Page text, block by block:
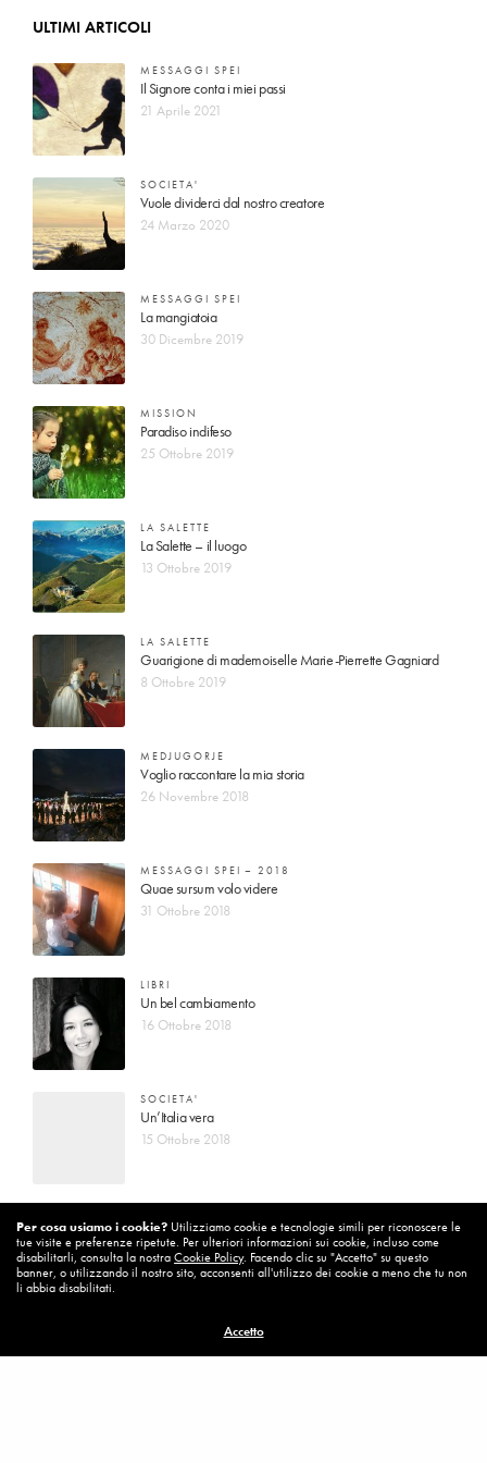
ULTIMI ARTICOLI
MESSAGGI SPEI
Il Signore conta i miei passi
21 Aprile 2021
SOCIETA'
Vuole dividerci dal nostro creatore
24 Marzo 2020
MESSAGGI SPEI
La mangiatoia
30 Dicembre 2019
MISSION
Paradiso indifeso
25 Ottobre 2019
LA SALETTE
La Salette – il luogo
13 Ottobre 2019
LA SALETTE
Guarigione di mademoiselle Marie-Pierrette Gagniard
8 Ottobre 2019
MEDJUGORJE
Voglio raccontare la mia storia
26 Novembre 2018
MESSAGGI SPEI – 2018
Quae sursum volo videre
31 Ottobre 2018
LIBRI
Un bel cambiamento
16 Ottobre 2018
SOCIETA'
Un’Italia vera
15 Ottobre 2018
La vita vince sempre
8 Ottobre 2018
Per cosa usiamo i cookie? Utilizziamo cookie e tecnologie simili per riconoscere le
tue visite e preferenze ripetute. Per ulteriori informazioni sui cookie, incluso come
disabilitarli, consulta la nostraCookie Policy. Facendo clic su "Accetto" su questo
banner, o utilizzando il nostro sito, acconsenti all'utilizzo dei cookie a meno che tu non
li abbia disabilitati.
Accetto